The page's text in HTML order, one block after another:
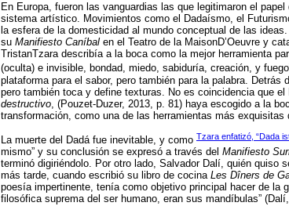
En Europa, fueron las vanguardias las que legitimaron el
sistema artístico. Movimientos como el Dadaísmo, el
la esfera de la domesticidad al mundo conceptual de las
su Manifiesto Caníbal en el Teatro de la MaisonD’Oeuvre y
TristanTzara describía a la boca como la mejor herramienta
(oculta) e invisible, bondad, miedo, sabiduría, creación, y
plataforma para el sabor, pero también para la palabra.
pero también toca y define texturas. No es coincidencia que
destructivo , (Pouzet-Duzer, 2013, p. 81) haya escogido a la
transformación, como una de las herramientas más exquisitas
La muerte del Dadá fue inevitable, y como Tzara enfatizó, “Dada
mismo” y su conclusión se expresó a través del Manifiesto
terminó digiriéndolo. Por otro lado, Salvador Dalí, quién quiso
más tarde, cuando escribió su libro de cocina Les Dîners de
poesía impertinente, tenía como objetivo principal hacer de la
filosófica suprema del ser humano, eran sus mandíbulas”